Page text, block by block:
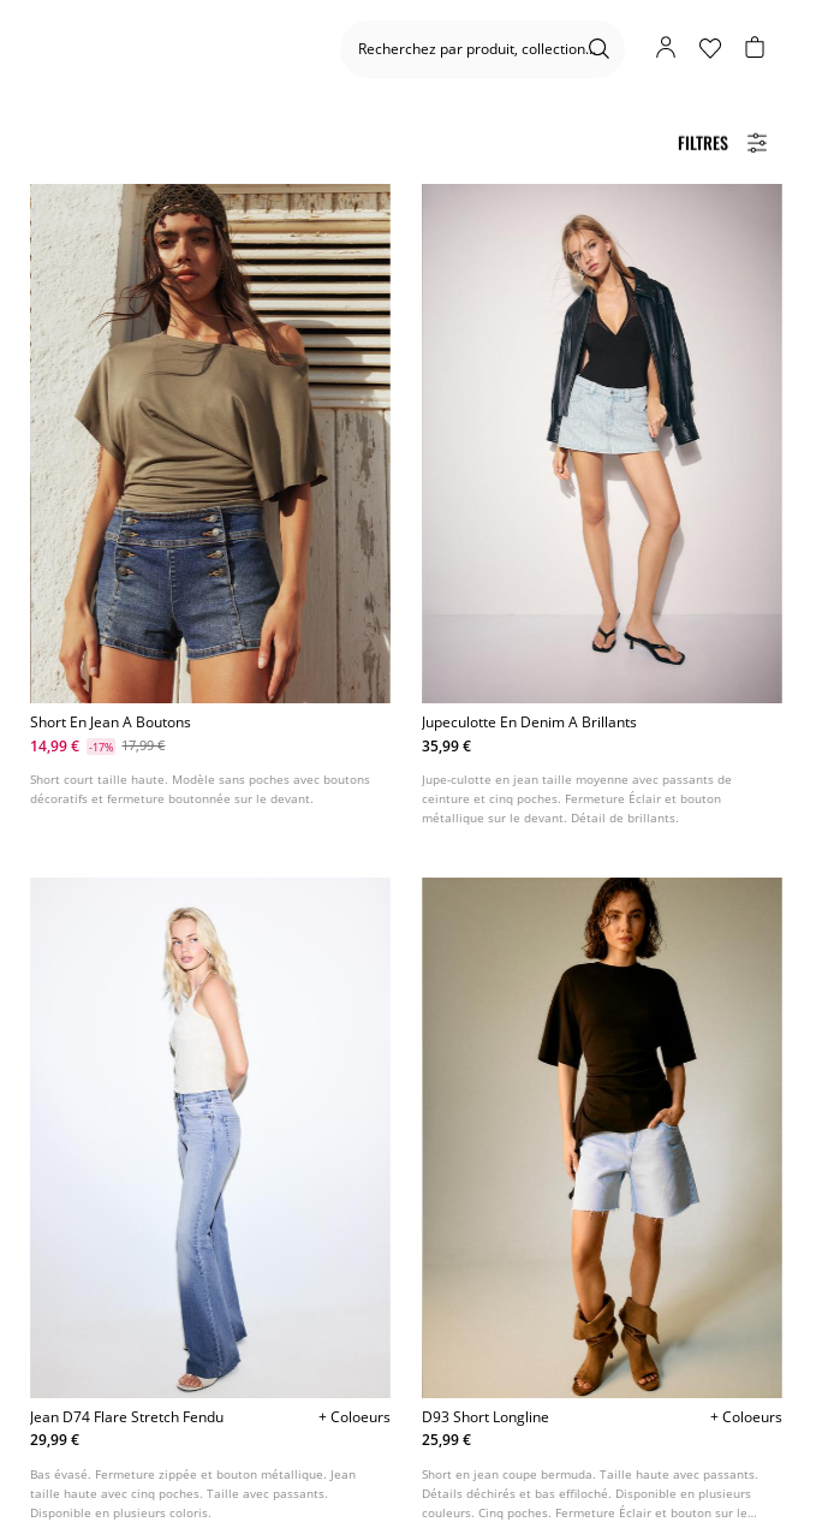
FILTRES
Short En Jean A Boutons
14,99 €
-17% 17,99 €
Short court taille haute. Modèle sans poches avec boutons
décoratifs et fermeture boutonnée sur le devant.
Jupeculotte En Denim A Brillants
35,99 €
Jupe-culotte en jean taille moyenne avec passants de
ceinture et cinq poches. Fermeture Éclair et bouton
métallique sur le devant. Détail de brillants.
Jean D74 Flare Stretch Fendu
+ Coloeurs
29,99 €
Bas évasé. Fermeture zippée et bouton métallique. Jean
taille haute avec cinq poches. Taille avec passants.
Disponible en plusieurs coloris.
D93 Short Longline
+ Coloeurs
25,99 €
Short en jean coupe bermuda. Taille haute avec passants.
Détails déchirés et bas effiloché. Disponible en plusieurs
couleurs. Cinq poches. Fermeture Éclair et bouton sur le